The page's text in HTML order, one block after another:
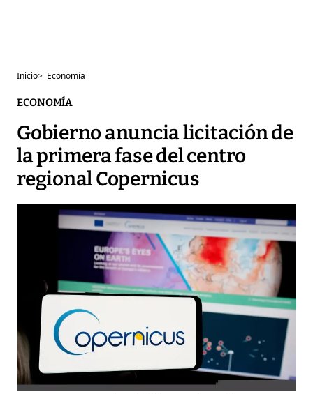
Inicio> Economía
ECONOMÍA
Gobierno anuncia licitación de
la primera fase del centro
regional Copernicus